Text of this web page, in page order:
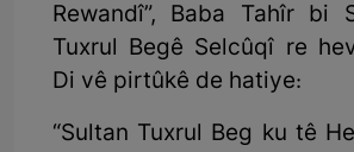
Rewandî”, Baba Tahîr bi
Tuxrul Begê Selcûqî re
Di vê pirtûkê de hatiye:
“Sultan Tuxrul Beg ku tê